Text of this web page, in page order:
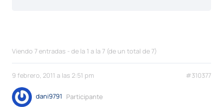
Viendo 7 entradas - de la 1 a la 7 (de un total de 7)
9 febrero, 2011 a las 2:51 pm #310377
dani9791 Participante